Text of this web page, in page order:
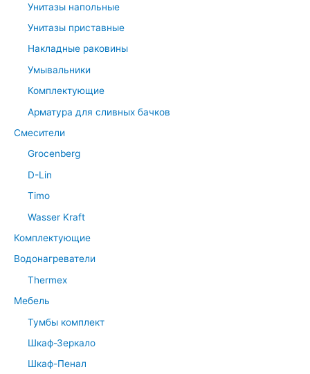
Унитазы напольные
Унитазы приставные
Накладные раковины
Умывальники
Комплектующие
Арматура для сливных бачков
Смесители
Grocenberg
D-Lin
Timo
Wasser Kraft
Комплектующие
Водонагреватели
Thermex
Мебель
Тумбы комплект
Шкаф-Зеркало
Шкаф-Пенал